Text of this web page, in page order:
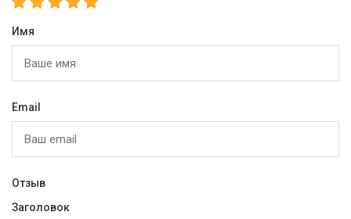
Имя
Email
Отзыв
Заголовок